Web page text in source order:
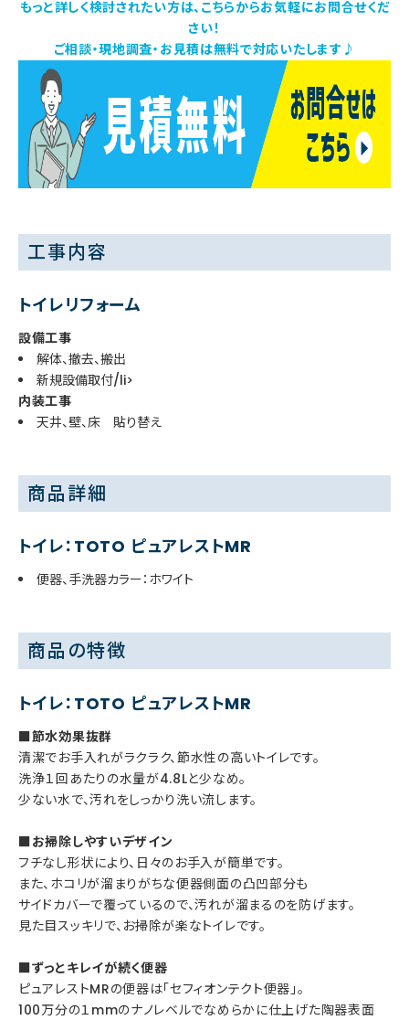
もっと詳しく検討されたい方は、こちらからお気軽にお問合せくだ
さい！
ご相談・現地調査・お見積は無料で対応いたします♪
工事内容
トイレリフォーム
設備工事
解体、撤去、搬出
新規設備取付/li>
内装工事
天井、壁、床 貼り替え
商品詳細
トイレ：TOTO ピュアレストMR
便器、手洗器カラー：ホワイト
商品の特徴
トイレ：TOTO ピュアレストMR
■節水効果抜群
清潔でお手入れがラクラク、節水性の高いトイレです。
洗浄１回あたりの水量が4.8Lと少なめ。
少ない水で、汚れをしっかり洗い流します。
■お掃除しやすいデザイン
フチなし形状により、日々のお手入が簡単です。
また、ホコリが溜まりがちな便器側面の凸凹部分も
サイドカバーで覆っているので、汚れが溜まるのを防げます。
見た目スッキリで、お掃除が楽なトイレです。
■ずっとキレイが続く便器
ピュアレストMRの便器は「セフィオンテクト便器」。
100万分の１mmのナノレベルでなめらかに仕上げた陶器表面